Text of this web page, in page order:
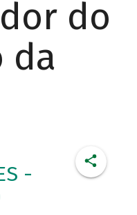
do
da
-